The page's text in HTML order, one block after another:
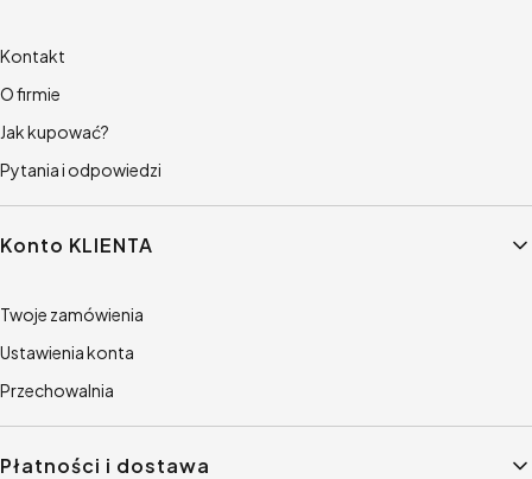
Kontakt
O firmie
Jak kupować?
Pytania i odpowiedzi
Konto KLIENTA
Twoje zamówienia
Ustawienia konta
Przechowalnia
Płatności i dostawa